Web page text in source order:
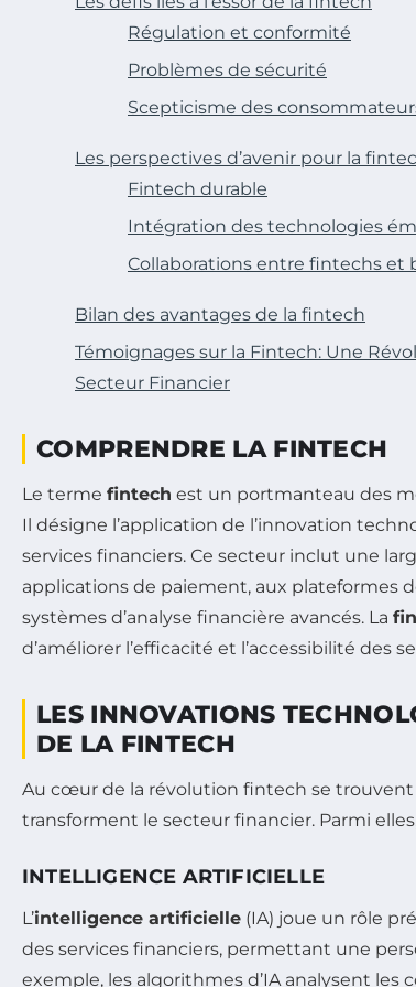
Régulation et conformité
Problèmes de sécurité
Scepticisme des
Les perspectives d’avenir pour la
Fintech durable
Intégration des technologies
Collaborations entre fintechs et
Bilan des avantages de la fintech
Témoignages sur la Fintech: Une
Secteur Financier
COMPRENDRE LA FINTECH
Le terme fintech est un portmanteau des
Il désigne l’application de l’innovation
services financiers. Ce secteur inclut une
applications de paiement, aux plateformes
systèmes d’analyse financière avancés. La
d’améliorer l’efficacité et l’accessibilité des
LES INNOVATIONS
DE LA FINTECH
Au cœur de la révolution fintech se
transforment le secteur financier. Parmi
INTELLIGENCE ARTIFICIELLE
L’intelligence artificielle (IA) joue un rôle
des services financiers, permettant une
exemple, les algorithmes d’IA analysent